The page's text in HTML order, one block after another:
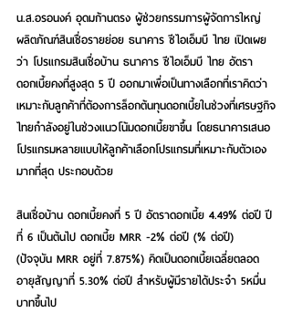
น.ส.อรอนงค์ อุดมก้านตรง ผู้ช่วยกรรมการผู้จัดการใหญ่
ผลิตภัณฑ์สินเชื่อรายย่อย ธนาคาร ซีไอเอ็มบี ไทย เปิดเผย
ว่า โปรแกรมสินเชื่อบ้าน ธนาคาร ซีไอเอ็มบี ไทย อัตรา
ดอกเบี้ยคงที่สูงสุด 5 ปี ออกมาเพื่อเป็นทางเลือกที่เราคิดว่า
เหมาะกับลูกค้าที่ต้องการล็อกต้นทุนดอกเบี้ยในช่วงที่เศรษฐกิจ
ไทยกำลังอยู่ในช่วงแนวโน้มดอกเบี้ยขาขึ้น โดยธนาคารเสนอ
โปรแกรมหลายแบบให้ลูกค้าเลือกโปรแกรมที่เหมาะกับตัวเอง
มากที่สุด ประกอบด้วย
สินเชื่อบ้าน ดอกเบี้ยคงที่ 5 ปี อัตราดอกเบี้ย 4.49% ต่อปี ปี
ที่ 6 เป็นต้นไป ดอกเบี้ย MRR -2% ต่อปี (% ต่อปี)
(ปัจจุบัน MRR อยู่ที่ 7.875%) คิดเป็นดอกเบี้ยเฉลี่ยตลอด
อายุสัญญาที่ 5.30% ต่อปี สำหรับผู้มีรายได้ประจำ 5หมื่น
บาทขึ้นไป